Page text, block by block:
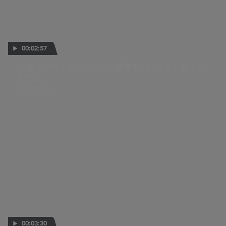
00:02:57
00:03:30